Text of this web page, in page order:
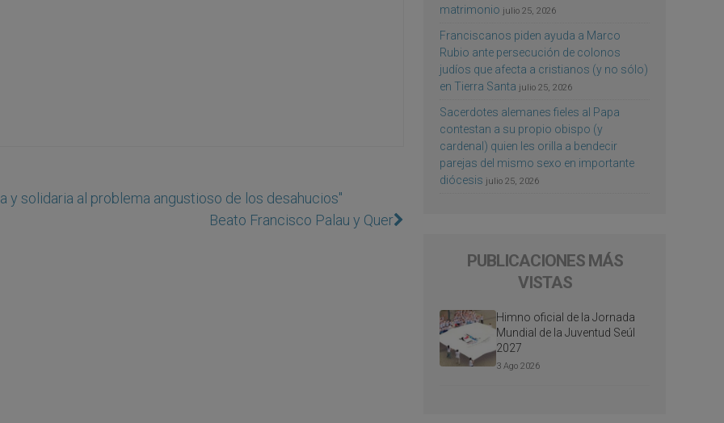
y solidaria al problema angustioso de los desahucios''
Beato Francisco Palau y Quer
matrimonio julio 25, 2026
Franciscanos piden ayuda a Marco
Rubio ante persecución de colonos
judíos que afecta a cristianos (y no sólo)
en Tierra Santa julio 25, 2026
Sacerdotes alemanes fieles al Papa
contestan a su propio obispo (y
cardenal) quien les orilla a bendecir
parejas del mismo sexo en importante
diócesis julio 25, 2026
PUBLICACIONES MÁS
VISTAS
Himno oficial de la Jornada
Mundial de la Juventud Seúl
2027
3 Ago 2026